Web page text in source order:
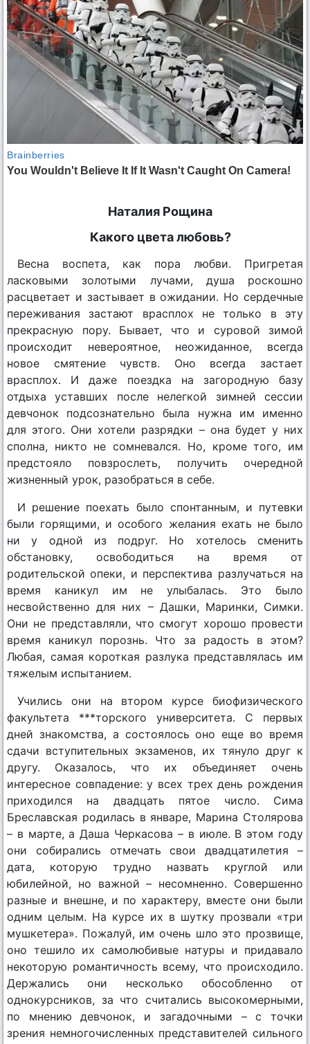
Наталия Рощина
Какого цвета любовь?
Весна воспета, как пора любви. Пригретая
ласковыми золотыми лучами, душа роскошно
расцветает и застывает в ожидании. Но сердечные
переживания застают врасплох не только в эту
прекрасную пору. Бывает, что и суровой зимой
происходит невероятное, неожиданное, всегда
новое смятение чувств. Оно всегда застает
врасплох. И даже поездка на загородную базу
отдыха уставших после нелегкой зимней сессии
девчонок подсознательно была нужна им именно
для этого. Они хотели разрядки – она будет у них
сполна, никто не сомневался. Но, кроме того, им
предстояло повзрослеть, получить очередной
жизненный урок, разобраться в себе.
И решение поехать было спонтанным, и путевки
были горящими, и особого желания ехать не было
ни у одной из подруг. Но хотелось сменить
обстановку, освободиться на время от
родительской опеки, и перспектива разлучаться на
время каникул им не улыбалась. Это было
несвойственно для них – Дашки, Маринки, Симки.
Они не представляли, что смогут хорошо провести
время каникул порознь. Что за радость в этом?
Любая, самая короткая разлука представлялась им
тяжелым испытанием.
Учились они на втором курсе биофизического
факультета ***торского университета. С первых
дней знакомства, а состоялось оно еще во время
сдачи вступительных экзаменов, их тянуло друг к
другу. Оказалось, что их объединяет очень
интересное совпадение: у всех трех день рождения
приходился на двадцать пятое число. Сима
Бреславская родилась в январе, Марина Столярова
– в марте, а Даша Черкасова – в июле. В этом году
они собирались отмечать свои двадцатилетия –
дата, которую трудно назвать круглой или
юбилейной, но важной – несомненно. Совершенно
разные и внешне, и по характеру, вместе они были
одним целым. На курсе их в шутку прозвали «три
мушкетера». Пожалуй, им очень шло это прозвище,
оно тешило их самолюбивые натуры и придавало
некоторую романтичность всему, что происходило.
Держались они несколько обособленно от
однокурсников, за что считались высокомерными,
по мнению девчонок, и загадочными – с точки
зрения немногочисленных представителей сильного